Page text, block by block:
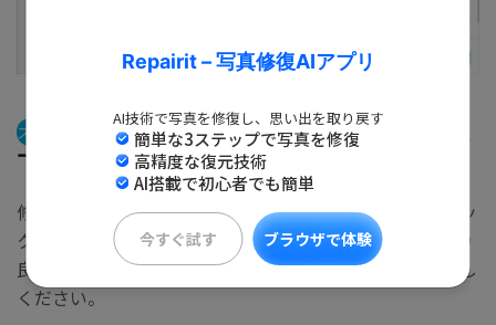
Repairit – 写真修復AIアプリ
AI技術で写真を修復し、思い出を取り戻す
簡単な3ステップで写真を修復
高精度な復元技術
AI搭載で初心者でも簡単
今すぐ試す ブラウザで体験
ステップ3
再生エラーで破損した動画ファイルをプレビュ
ーして保存します。
修復された動画をプレビューし、「保存」ボタンをクリッ
クすると、修復できた動画ファイルを保存できます。より
良い品質の修復を求める場合、「高度修復」機能をお試し
ください。